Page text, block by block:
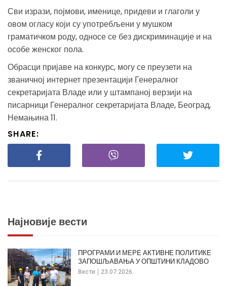
Сви изрази, појмови, именице, придеви и глаголи у
овом огласу који су употребљени у мушком
граматичком роду, односе се без дискриминације и на
особе женског пола.
Обрасци пријаве на конкурс, могу се преузети на
званичној интернет презентацији Генералног
секретаријата Владе или у штампаној верзији на
писарници Генералног секретаријата Владе, Београд,
Немањина 11.
SHARE:
Најновије вести
Вести 23.07.2026.
ПРОГРАМИ И МЕРЕ АКТИВНЕ ПОЛИТИКЕ
ЗАПОШЉАВАЊА У ОПШТИНИ КЛАДОВО